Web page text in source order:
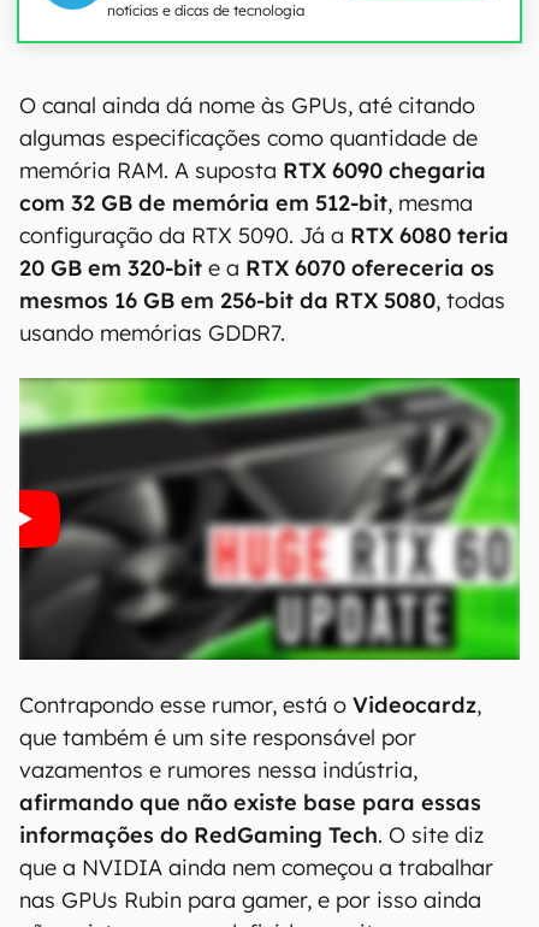
notícias e dicas de tecnologia
O canal ainda dá nome às GPUs, até citando
algumas especificações como quantidade de
memória RAM. A suposta RTX 6090 chegaria
com 32 GB de memória em 512-bit, mesma
configuração da RTX 5090. Já a RTX 6080 teria
20 GB em 320-bit e a RTX 6070 ofereceria os
mesmos 16 GB em 256-bit da RTX 5080, todas
usando memórias GDDR7.
Contrapondo esse rumor, está o Videocardz,
que também é um site responsável por
vazamentos e rumores nessa indústria,
afirmando que não existe base para essas
informações do RedGaming Tech. O site diz
que a NVIDIA ainda nem começou a trabalhar
nas GPUs Rubin para gamer, e por isso ainda